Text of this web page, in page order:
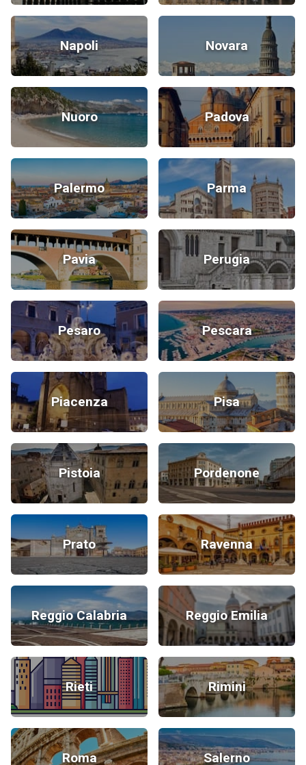
Napoli Novara
Nuoro Padova
Palermo Parma
Pavia Perugia
Pesaro Pescara
Piacenza Pisa
Pistoia Pordenone
Prato Ravenna
Reggio Calabria Reggio Emilia
Rieti Rimini
Roma Salerno